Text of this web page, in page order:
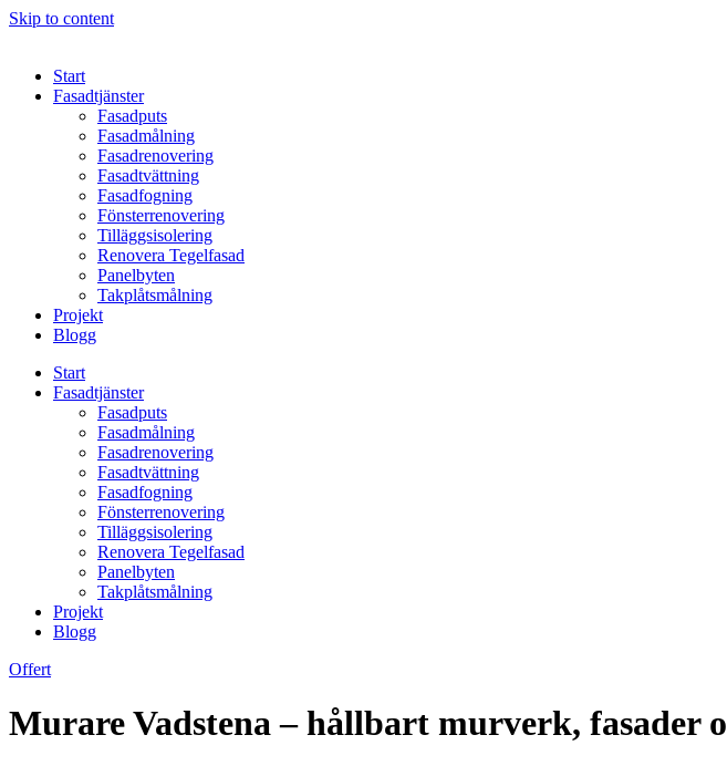
Skip to content
Start
Fasadtjänster
Fasadputs
Fasadmålning
Fasadrenovering
Fasadtvättning
Fasadfogning
Fönsterrenovering
Tilläggsisolering
Renovera Tegelfasad
Panelbyten
Takplåtsmålning
Projekt
Blogg
Start
Fasadtjänster
Fasadputs
Fasadmålning
Fasadrenovering
Fasadtvättning
Fasadfogning
Fönsterrenovering
Tilläggsisolering
Renovera Tegelfasad
Panelbyten
Takplåtsmålning
Projekt
Blogg
Offert
Murare Vadstena – hållbart murverk, fasader